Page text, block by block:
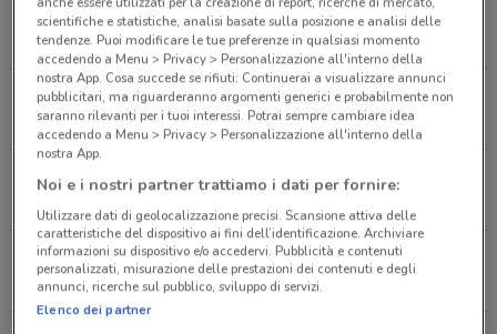
Via Dei Castani, 171 Roma
18.4 km
Via Di San Romano, 3 Roma
18.5 km
Via Di Acqua Bullicante, 270-278 Roma
Via Tiburtina, 141 Roma
20.7 km
scientifiche e statistiche, analisi basate sulla posizione e analisi delle
tendenze. Puoi modificare le tue preferenze in qualsiasi momento
accedendo a Menu > Privacy > Personalizzazione all'interno della
nostra App. Cosa succede se rifiuti: Continuerai a visualizzare annunci
pubblicitari, ma riguarderanno argomenti generici e probabilmente non
saranno rilevanti per i tuoi interessi. Potrai sempre cambiare idea
accedendo a Menu > Privacy > Personalizzazione all'interno della
nostra App.
Noi e i nostri partner trattiamo i dati per fornire:
Utilizzare dati di geolocalizzazione precisi. Scansione attiva delle
caratteristiche del dispositivo ai fini dell’identificazione. Archiviare
informazioni su dispositivo e/o accedervi. Pubblicità e contenuti
personalizzati, misurazione delle prestazioni dei contenuti e degli
annunci, ricerche sul pubblico, sviluppo di servizi.
Elenco dei partner